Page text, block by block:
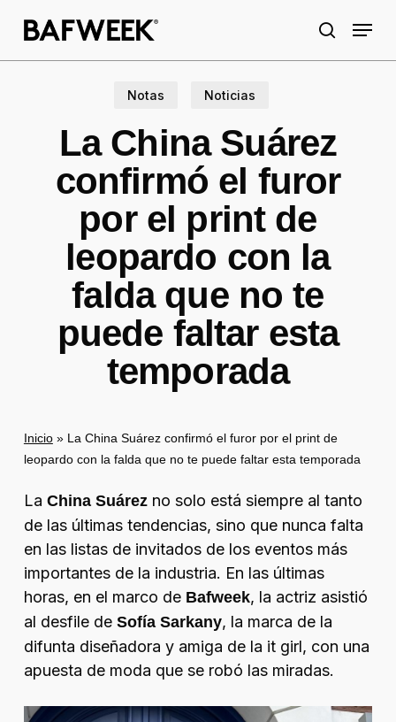
search
Menu
Notas Noticias
La China Suárez
confirmó el furor
por el print de
leopardo con la
falda que no te
puede faltar esta
temporada
Inicio» La China Suárez confirmó el furor por el print de
leopardo con la falda que no te puede faltar esta temporada
La China Suárezno solo está siempre al tanto
de las últimas tendencias, sino que nunca falta
en las listas de invitados de los eventos más
importantes de la industria. En las últimas
horas, en el marco de Bafweek, la actriz asistió
al desfile de Sofía Sarkany, la marca de la
difunta diseñadora y amiga de la it girl, con una
apuesta de moda que se robó las miradas.